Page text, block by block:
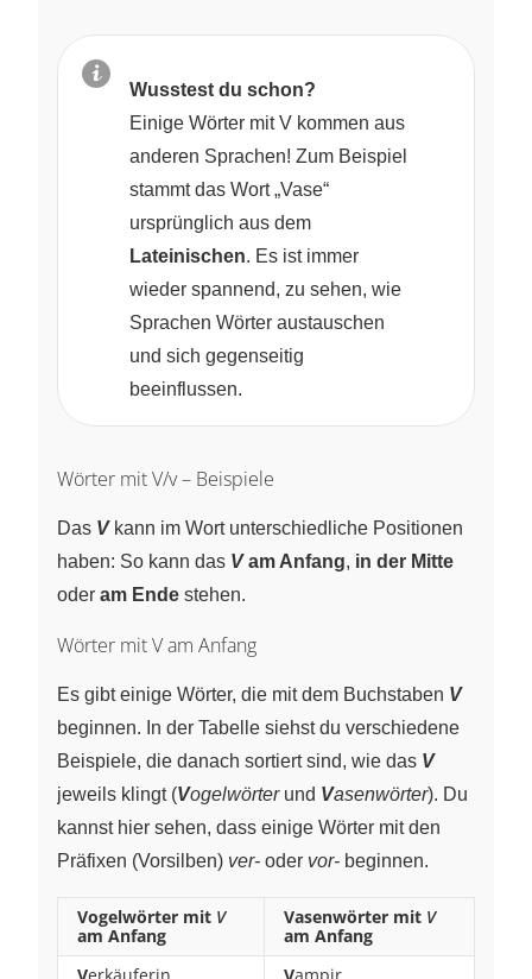
Wusstest du schon?
Einige Wörter mit V kommen aus
anderen Sprachen! Zum Beispiel
stammt das Wort „Vase“
ursprünglich aus dem
Lateinischen. Es ist immer
wieder spannend, zu sehen, wie
Sprachen Wörter austauschen
und sich gegenseitig
beeinflussen.
Wörter mit V/v – Beispiele
Das Vkann im Wort unterschiedliche Positionen
haben: So kann das Vam Anfang, in der Mitte
oder am Ende stehen.
Wörter mit V am Anfang
Es gibt einige Wörter, die mit dem Buchstaben V
beginnen. In der Tabelle siehst du verschiedene
Beispiele, die danach sortiert sind, wie das V
jeweils klingt (Vogelwörterund Vasenwörter). Du
kannst hier sehen, dass einige Wörter mit den
Präfixen (Vorsilben) ver- oder vor- beginnen.
Vogelwörter mit V
am Anfang
Vasenwörter mit V
am Anfang